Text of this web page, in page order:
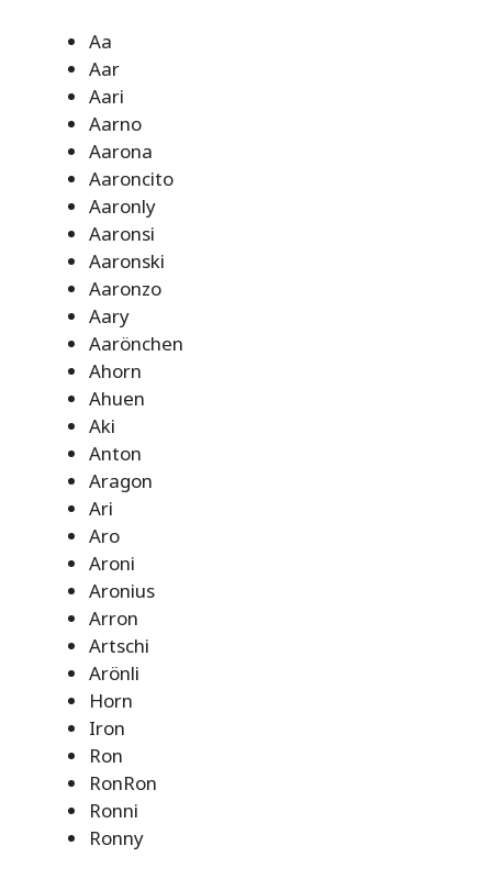
Aa
Aar
Aari
Aarno
Aarona
Aaroncito
Aaronly
Aaronsi
Aaronski
Aaronzo
Aary
Aarönchen
Ahorn
Ahuen
Aki
Anton
Aragon
Ari
Aro
Aroni
Aronius
Arron
Artschi
Arönli
Horn
Iron
Ron
RonRon
Ronni
Ronny